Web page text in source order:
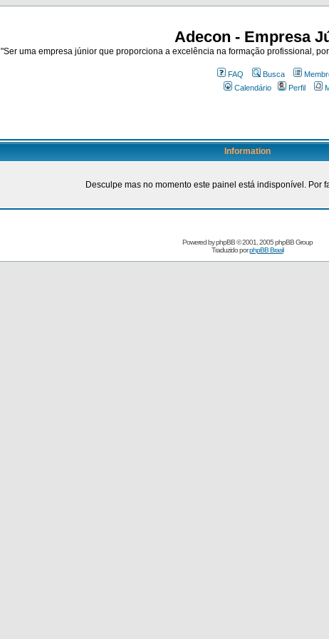
Adecon - Empresa
"Ser uma empresa júnior que proporciona a excelência na formação profissional,
FAQ Busca
Calendário
Perfil
Information
Desculpe mas no momento este painel está indisponível. Por
Powered byphpBB© 2001, 2005 phpBB Group
Traduzido porphpBB Brasil